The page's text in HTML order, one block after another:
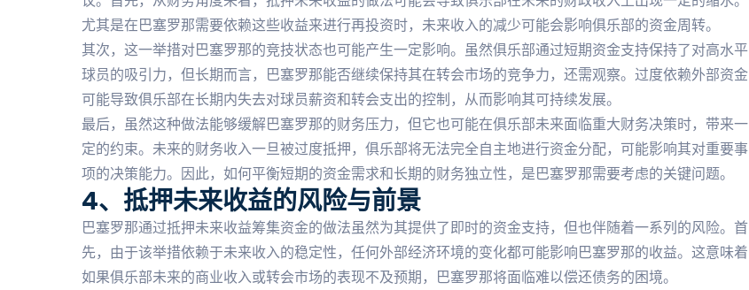
尤其是在巴塞罗那需要依赖这些收益来进行再投资时，未来收入的减少可能会影响俱乐部的资金周转。
其次，这一举措对巴塞罗那的竞技状态也可能产生一定影响。虽然俱乐部通过短期资金支持保持了对高水平
球员的吸引力，但长期而言，巴塞罗那能否继续保持其在转会市场的竞争力，还需观察。过度依赖外部资金
可能导致俱乐部在长期内失去对球员薪资和转会支出的控制，从而影响其可持续发展。
最后，虽然这种做法能够缓解巴塞罗那的财务压力，但它也可能在俱乐部未来面临重大财务决策时，带来一
定的约束。未来的财务收入一旦被过度抵押，俱乐部将无法完全自主地进行资金分配，可能影响其对重要事
项的决策能力。因此，如何平衡短期的资金需求和长期的财务独立性，是巴塞罗那需要考虑的关键问题。
4、抵押未来收益的风险与前景
巴塞罗那通过抵押未来收益筹集资金的做法虽然为其提供了即时的资金支持，但也伴随着一系列的风险。首
先，由于该举措依赖于未来收入的稳定性，任何外部经济环境的变化都可能影响巴塞罗那的收益。这意味着
如果俱乐部未来的商业收入或转会市场的表现不及预期，巴塞罗那将面临难以偿还债务的困境。